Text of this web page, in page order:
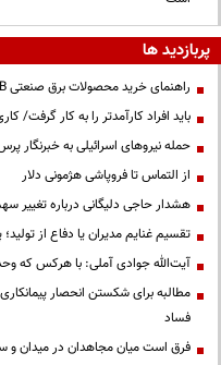
پربازدید ها
راهنمای خرید محصولات برق صنعتی ABB
باید افراد کارآمدتر را به کار
حمله نیروهای اسرائیلی به خبرنگار
از التماس تا فروپاشی هژمونی دلار
هشدار حاجی دلیگانی درباره تغییر
تقسیم غنایم مدیران یا دفاع از
آیت‌الله جوادی آملی: با هرکس که
مطالبه برای شکستن انحصار
فساد
فرق است میان مجاهدان در میدان و